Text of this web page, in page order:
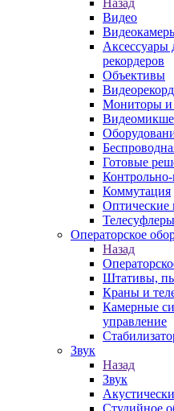
Назад
Видео
Аксессуары
рекордеров
Объективы
Мониторы и
Готовые
Коммутация
Оптические
Телесуфлеры
Операторское
Назад
Штативы,
Краны и
Камерные
управление
Звук
Назад
Звук
Студийное